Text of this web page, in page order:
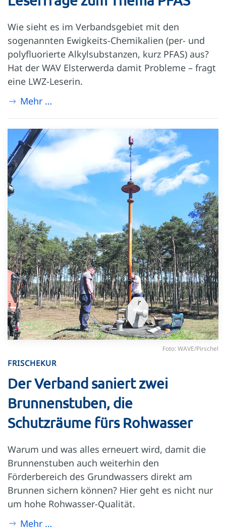
Wie sieht es im Verbandsgebiet mit den
sogenannten Ewigkeits-Chemikalien (per- und
polyfluorierte Alkylsubstanzen, kurz PFAS) aus?
Hat der WAV Elsterwerda damit Probleme – fragt
eine LWZ-Leserin.
Mehr …
Foto: WAVE/Pirschel
FRISCHEKUR
Der Verband saniert zwei
Brunnenstuben, die
Schutzräume fürs Rohwasser
Warum und was alles erneuert wird, damit die
Brunnenstuben auch weiterhin den
Förderbereich des Grundwassers direkt am
Brunnen sichern können? Hier geht es nicht nur
um hohe Rohwasser-Qualität.
Mehr …